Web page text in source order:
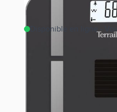
Disponible en ligne -